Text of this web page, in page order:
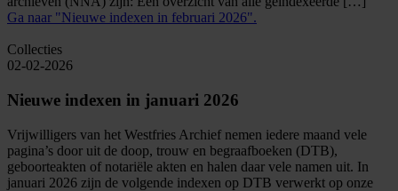
Ga naar "Nieuwe indexen in februari 2026".
Collecties
02-02-2026
Nieuwe indexen in januari 2026
Vrijwilligers van het Westfries Archief nemen iedere maand vele
pagina’s door uit de doop, trouw en begraafboeken (DTB),
geboorteakten of notariële akten en halen daar vele namen uit. In
januari 2026 zijn de volgende indexen op DTB verwerkt op onze